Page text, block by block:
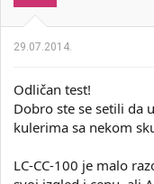
29.07.2014.
Odličan test!
Dobro ste se setili da
kulerima sa nekom
LC-CC-100 je malo